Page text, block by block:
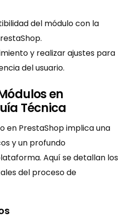
del módulo con la
y realizar ajustes para
del usuario.
en
Técnica
en PrestaShop implica una
y un profundo
Aquí se detallan los
del proceso de